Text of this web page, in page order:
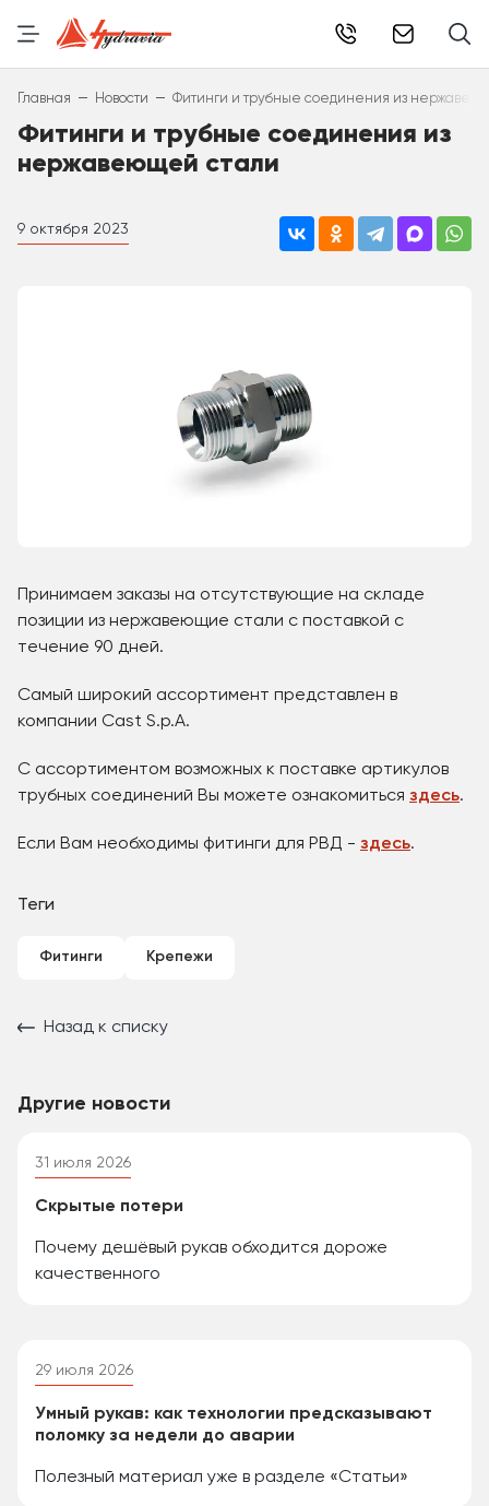
Главная – Новости – Фитинги и трубные соединения из
Фитинги и трубные соединения из
нержавеющей стали
9 октября 2023
Принимаем заказы на отсутствующие на складе
позиции из нержавеющие стали с поставкой с
течение 90 дней.
Самый широкий ассортимент представлен в
компании Cast S.p.A.
С ассортиментом возможных к поставке артикулов
трубных соединений Вы можете ознакомиться здесь.
Если Вам необходимы фитинги для РВД - здесь.
Теги
Фитинги Крепежи
Назад к списку
Другие новости
31 июля 2026
Скрытые потери
Почему дешёвый рукав обходится дороже
качественного
29 июля 2026
Умный рукав: как технологии предсказывают
поломку за недели до аварии
Полезный материал уже в разделе «Статьи»